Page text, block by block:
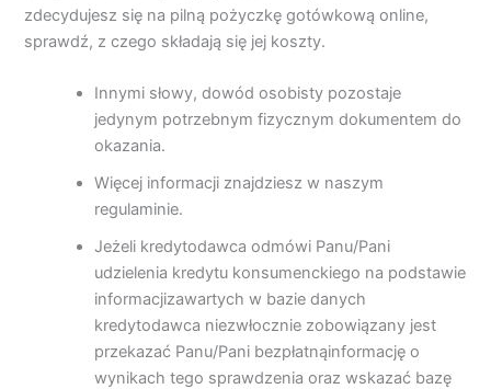
zdecydujesz się na pilną pożyczkę gotówkową online,
sprawdź, z czego składają się jej koszty.
Innymi słowy, dowód osobisty pozostaje
jedynym potrzebnym fizycznym dokumentem do
okazania.
Więcej informacji znajdziesz w naszym
regulaminie.
Jeżeli kredytodawca odmówi Panu/Pani
udzielenia kredytu konsumenckiego na podstawie
informacjizawartych w bazie danych
kredytodawca niezwłocznie zobowiązany jest
przekazać Panu/Pani bezpłatnąinformację o
wynikach tego sprawdzenia oraz wskazać bazę